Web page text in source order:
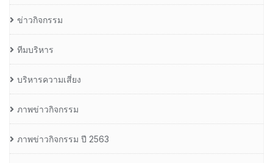
ข่าวกิจกรรม
ทีมบริหาร
บริหารความเสี่ยง
ภาพข่าวกิจกรรม
ภาพข่าวกิจกรรม ปี 2563